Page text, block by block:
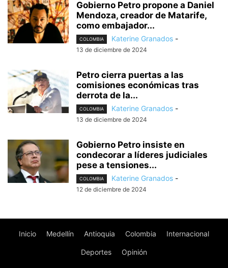
Gobierno Petro propone a Daniel
Mendoza, creador de Matarife,
como embajador...
COLOMBIA Katerine Granados -
13 de diciembre de 2024
Petro cierra puertas a las
comisiones económicas tras
derrota de la...
COLOMBIA Katerine Granados -
13 de diciembre de 2024
Gobierno Petro insiste en
condecorar a líderes judiciales
pese a tensiones...
COLOMBIA Katerine Granados -
12 de diciembre de 2024
Inicio Medellín Antioquia Colombia Internacional
Deportes Opinión